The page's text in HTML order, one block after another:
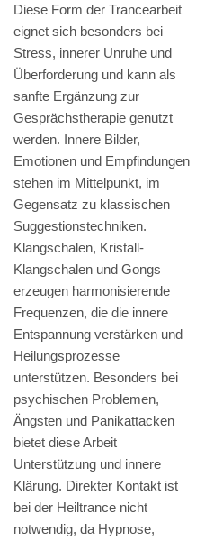
Diese Form der Trancearbeit
eignet sich besonders bei
Stress, innerer Unruhe und
Überforderung und kann als
sanfte Ergänzung zur
Gesprächstherapie genutzt
werden. Innere Bilder,
Emotionen und Empfindungen
stehen im Mittelpunkt, im
Gegensatz zu klassischen
Suggestionstechniken.
Klangschalen, Kristall-
Klangschalen und Gongs
erzeugen harmonisierende
Frequenzen, die die innere
Entspannung verstärken und
Heilungsprozesse
unterstützen. Besonders bei
psychischen Problemen,
Ängsten und Panikattacken
bietet diese Arbeit
Unterstützung und innere
Klärung. Direkter Kontakt ist
bei der Heiltrance nicht
notwendig, da Hypnose,